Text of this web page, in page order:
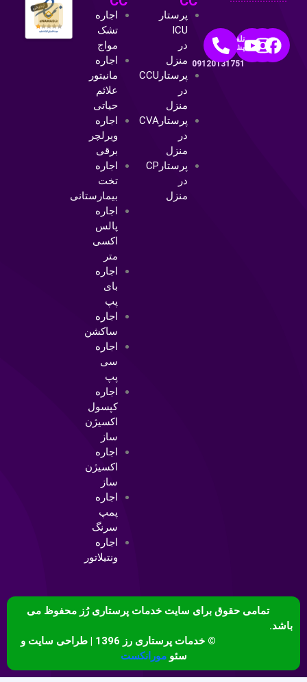
تلفن
پشتیبانی:
09120131751
پرستار
ICU
در
منزل
پرستارCCU
در
منزل
پرستارCVA
در
منزل
پرستارCP
در
منزل
اجاره
تشک
مواج
اجاره
مانیتور
علائم
حیاتی
اجاره
ویرلچر
برقی
اجاره
تخت
بیمارستانی
اجاره
پالس
اکسی
متر
اجاره
بای
پپ
اجاره
ساکشن
اجاره
سی
پپ
اجاره
کپسول
اکسیژن
ساز
اجاره
اکسیژن
ساز
اجاره
پمپ
سرنگ
اجاره
ونتیلاتور
تمامی حقوق برای سایت خدمات پرستاری رُز محفوظ می
باشد.
© خدمات پرستاری رز 1396 | طراحی سایت و
سئومورانکست